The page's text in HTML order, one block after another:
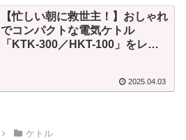
【忙しい朝に救世主！】おしゃれ
でコンパクトな電気ケトル
「KTK-300／HKT-100」をレビ
2025.04.03
ケトル